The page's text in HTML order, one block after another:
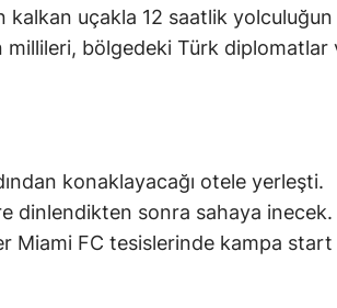
kalkan uçakla 12 saatlik yolculuğun
millileri, bölgedeki Türk diplomatlar
konaklayacağı otele yerleşti.
dinlendikten sonra sahaya inecek.
Miami FC tesislerinde kampa start